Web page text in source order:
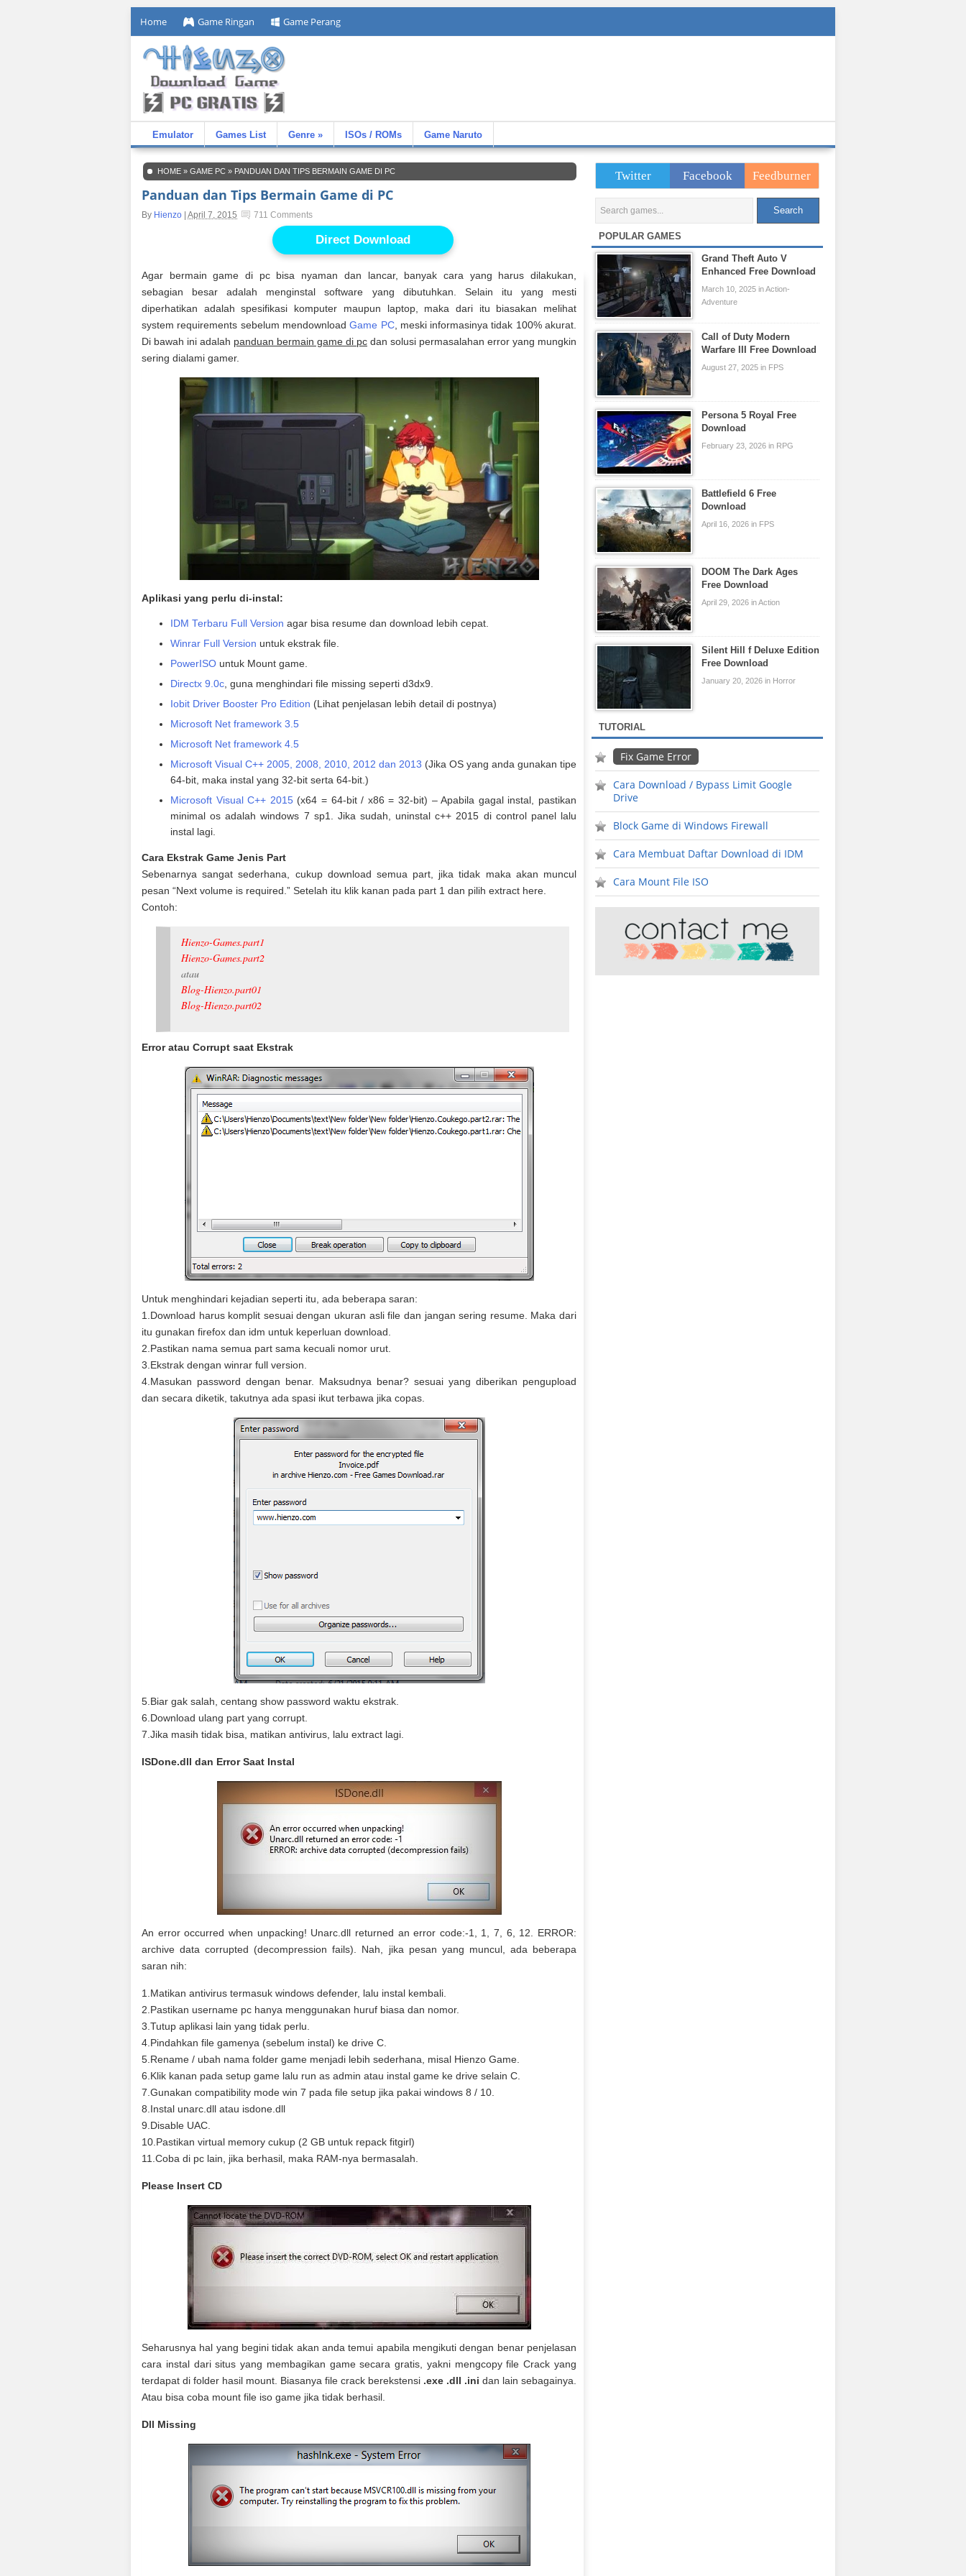
Home Game Ringan Game Perang
Emulator Games List Genre » ISOs / ROMs Game Naruto
HOME » GAME PC » PANDUAN DAN TIPS BERMAIN GAME DI PC
Panduan dan Tips Bermain Game di PC
By Hienzo April 7, 2015 711 Comments
Direct Download
Agar bermain game di pc bisa nyaman dan lancar, banyak cara yang harus dilakukan,
sebagian besar adalah menginstal software yang dibutuhkan. Selain itu yang mesti
diperhatikan adalah spesifikasi komputer maupun laptop, maka dari itu biasakan melihat
system requirements sebelum mendownloadGame PC, meski informasinya tidak 100% akurat.
Di bawah ini adalah panduan bermain game di pc dan solusi permasalahan error yang mungkin
sering dialami gamer.
Aplikasi yang perlu di-instal:
IDM Terbaru Full Version agar bisa resume dan download lebih cepat.
Winrar Full Version untuk ekstrak file.
PowerISO untuk Mount game.
Directx 9.0c, guna menghindari file missing seperti d3dx9.
Iobit Driver Booster Pro Edition (Lihat penjelasan lebih detail di postnya)
Microsoft Net framework 3.5
Microsoft Net framework 4.5
Microsoft Visual C++ 2005, 2008, 2010, 2012 dan 2013 (Jika OS yang anda gunakan tipe
64-bit, maka instal yang 32-bit serta 64-bit.)
Microsoft Visual C++ 2015(x64 = 64-bit / x86 = 32-bit) – Apabila gagal instal, pastikan
minimal os adalah windows 7 sp1. Jika sudah, uninstal c++ 2015 di control panel lalu
instal lagi.
Cara Ekstrak Game Jenis Part
Sebenarnya sangat sederhana, cukup download semua part, jika tidak maka akan muncul
pesan “Next volume is required.” Setelah itu klik kanan pada part 1 dan pilih extract here.
Contoh:
Hienzo-Games.part1
Hienzo-Games.part2
atau
Blog-Hienzo.part01
Blog-Hienzo.part02
Error atau Corrupt saat Ekstrak
Untuk menghindari kejadian seperti itu, ada beberapa saran:
1.Download harus komplit sesuai dengan ukuran asli file dan jangan sering resume. Maka dari
itu gunakan firefox dan idm untuk keperluan download.
2.Pastikan nama semua part sama kecuali nomor urut.
3.Ekstrak dengan winrar full version.
4.Masukan password dengan benar. Maksudnya benar? sesuai yang diberikan pengupload
dan secara diketik, takutnya ada spasi ikut terbawa jika copas.
5.Biar gak salah, centang show password waktu ekstrak.
6.Download ulang part yang corrupt.
7.Jika masih tidak bisa, matikan antivirus, lalu extract lagi.
ISDone.dll dan Error Saat Instal
An error occurred when unpacking! Unarc.dll returned an error code:-1, 1, 7, 6, 12. ERROR:
archive data corrupted (decompression fails). Nah, jika pesan yang muncul, ada beberapa
saran nih:
1.Matikan antivirus termasuk windows defender, lalu instal kembali.
2.Pastikan username pc hanya menggunakan huruf biasa dan nomor.
3.Tutup aplikasi lain yang tidak perlu.
4.Pindahkan file gamenya (sebelum instal) ke drive C.
5.Rename / ubah nama folder game menjadi lebih sederhana, misal Hienzo Game.
6.Klik kanan pada setup game lalu run as admin atau instal game ke drive selain C.
7.Gunakan compatibility mode win 7 pada file setup jika pakai windows 8 / 10.
8.Instal unarc.dll atau isdone.dll
9.Disable UAC.
10.Pastikan virtual memory cukup (2 GB untuk repack fitgirl)
11.Coba di pc lain, jika berhasil, maka RAM-nya bermasalah.
Please Insert CD
Seharusnya hal yang begini tidak akan anda temui apabila mengikuti dengan benar penjelasan
cara instal dari situs yang membagikan game secara gratis, yakni mengcopy file Crack yang
terdapat di folder hasil mount. Biasanya file crack berekstensi .exe .dll .ini dan lain sebagainya.
Atau bisa coba mount file iso game jika tidak berhasil.
Dll Missing
Twitter Facebook Feedburner
POPULAR GAMES
Grand Theft Auto V
Enhanced Free Download
March 10, 2025 in Action-
Adventure
Call of Duty Modern
Warfare III Free Download
August 27, 2025 in FPS
Persona 5 Royal Free
Download
February 23, 2026 in RPG
Battlefield 6 Free
Download
April 16, 2026 in FPS
DOOM The Dark Ages
Free Download
April 29, 2026 in Action
Silent Hill f Deluxe Edition
Free Download
January 20, 2026 in Horror
TUTORIAL
Fix Game Error
Cara Download / Bypass Limit Google
Drive
Block Game di Windows Firewall
Cara Membuat Daftar Download di IDM
Cara Mount File ISO